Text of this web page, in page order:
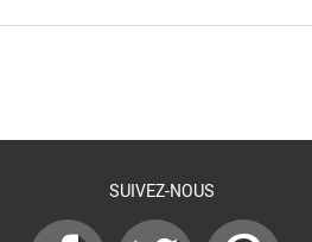
SUIVEZ-NOUS